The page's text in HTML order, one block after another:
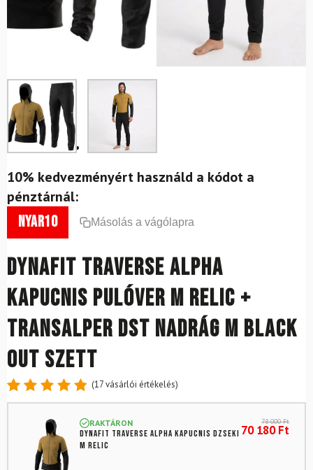
10% kedvezményért használd a kódot a
pénztárnál:
nyar10 Másolás a vágólapra
DYNAFIT Traverse Alpha
kapucnis pulóver M Relic +
Transalper Dst nadrág M Black
Out szett
Értékelés
5-ből,
17
értékelés
alapján
(17vásárlói értékelés)
RAKTÁRON
DYNAFIT Traverse Alpha kapucnis dzseki
M Relic
78 000Ft
70 180Ft